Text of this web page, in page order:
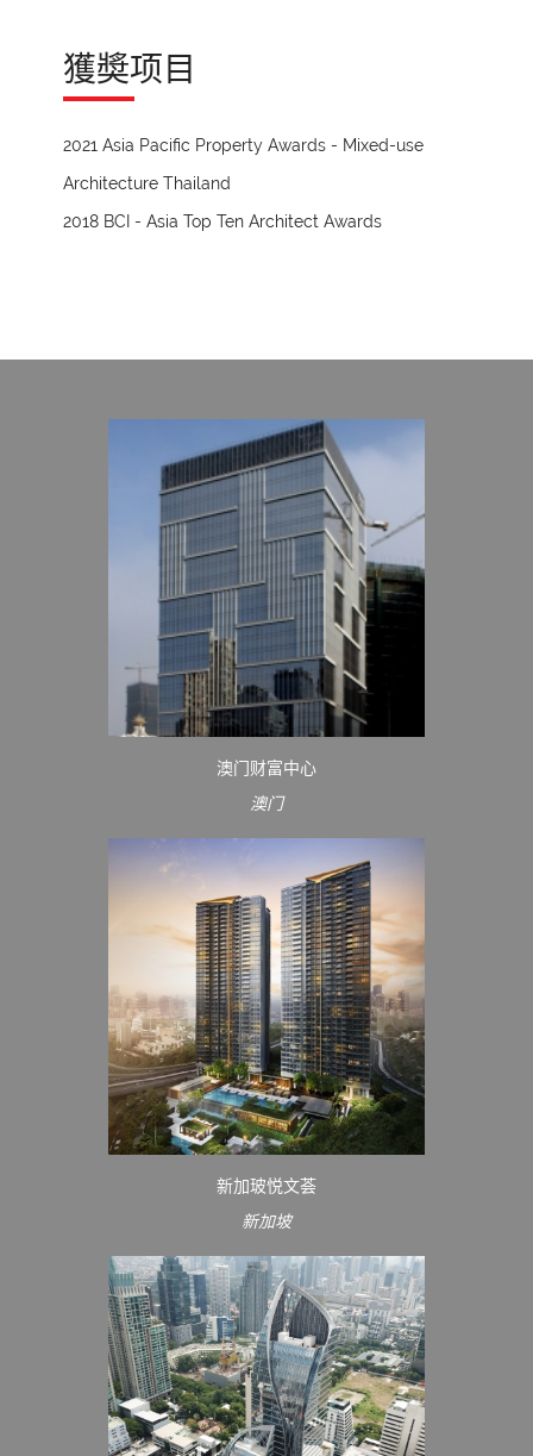
獲奬项目
2021 Asia Pacific Property Awards - Mixed-use
Architecture Thailand
2018 BCI - Asia Top Ten Architect Awards
澳门财富中心
澳门
新加玻悦文荟
新加坡